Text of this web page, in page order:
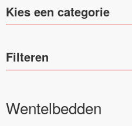
Wentelbedden
Kies een categorie
Filteren